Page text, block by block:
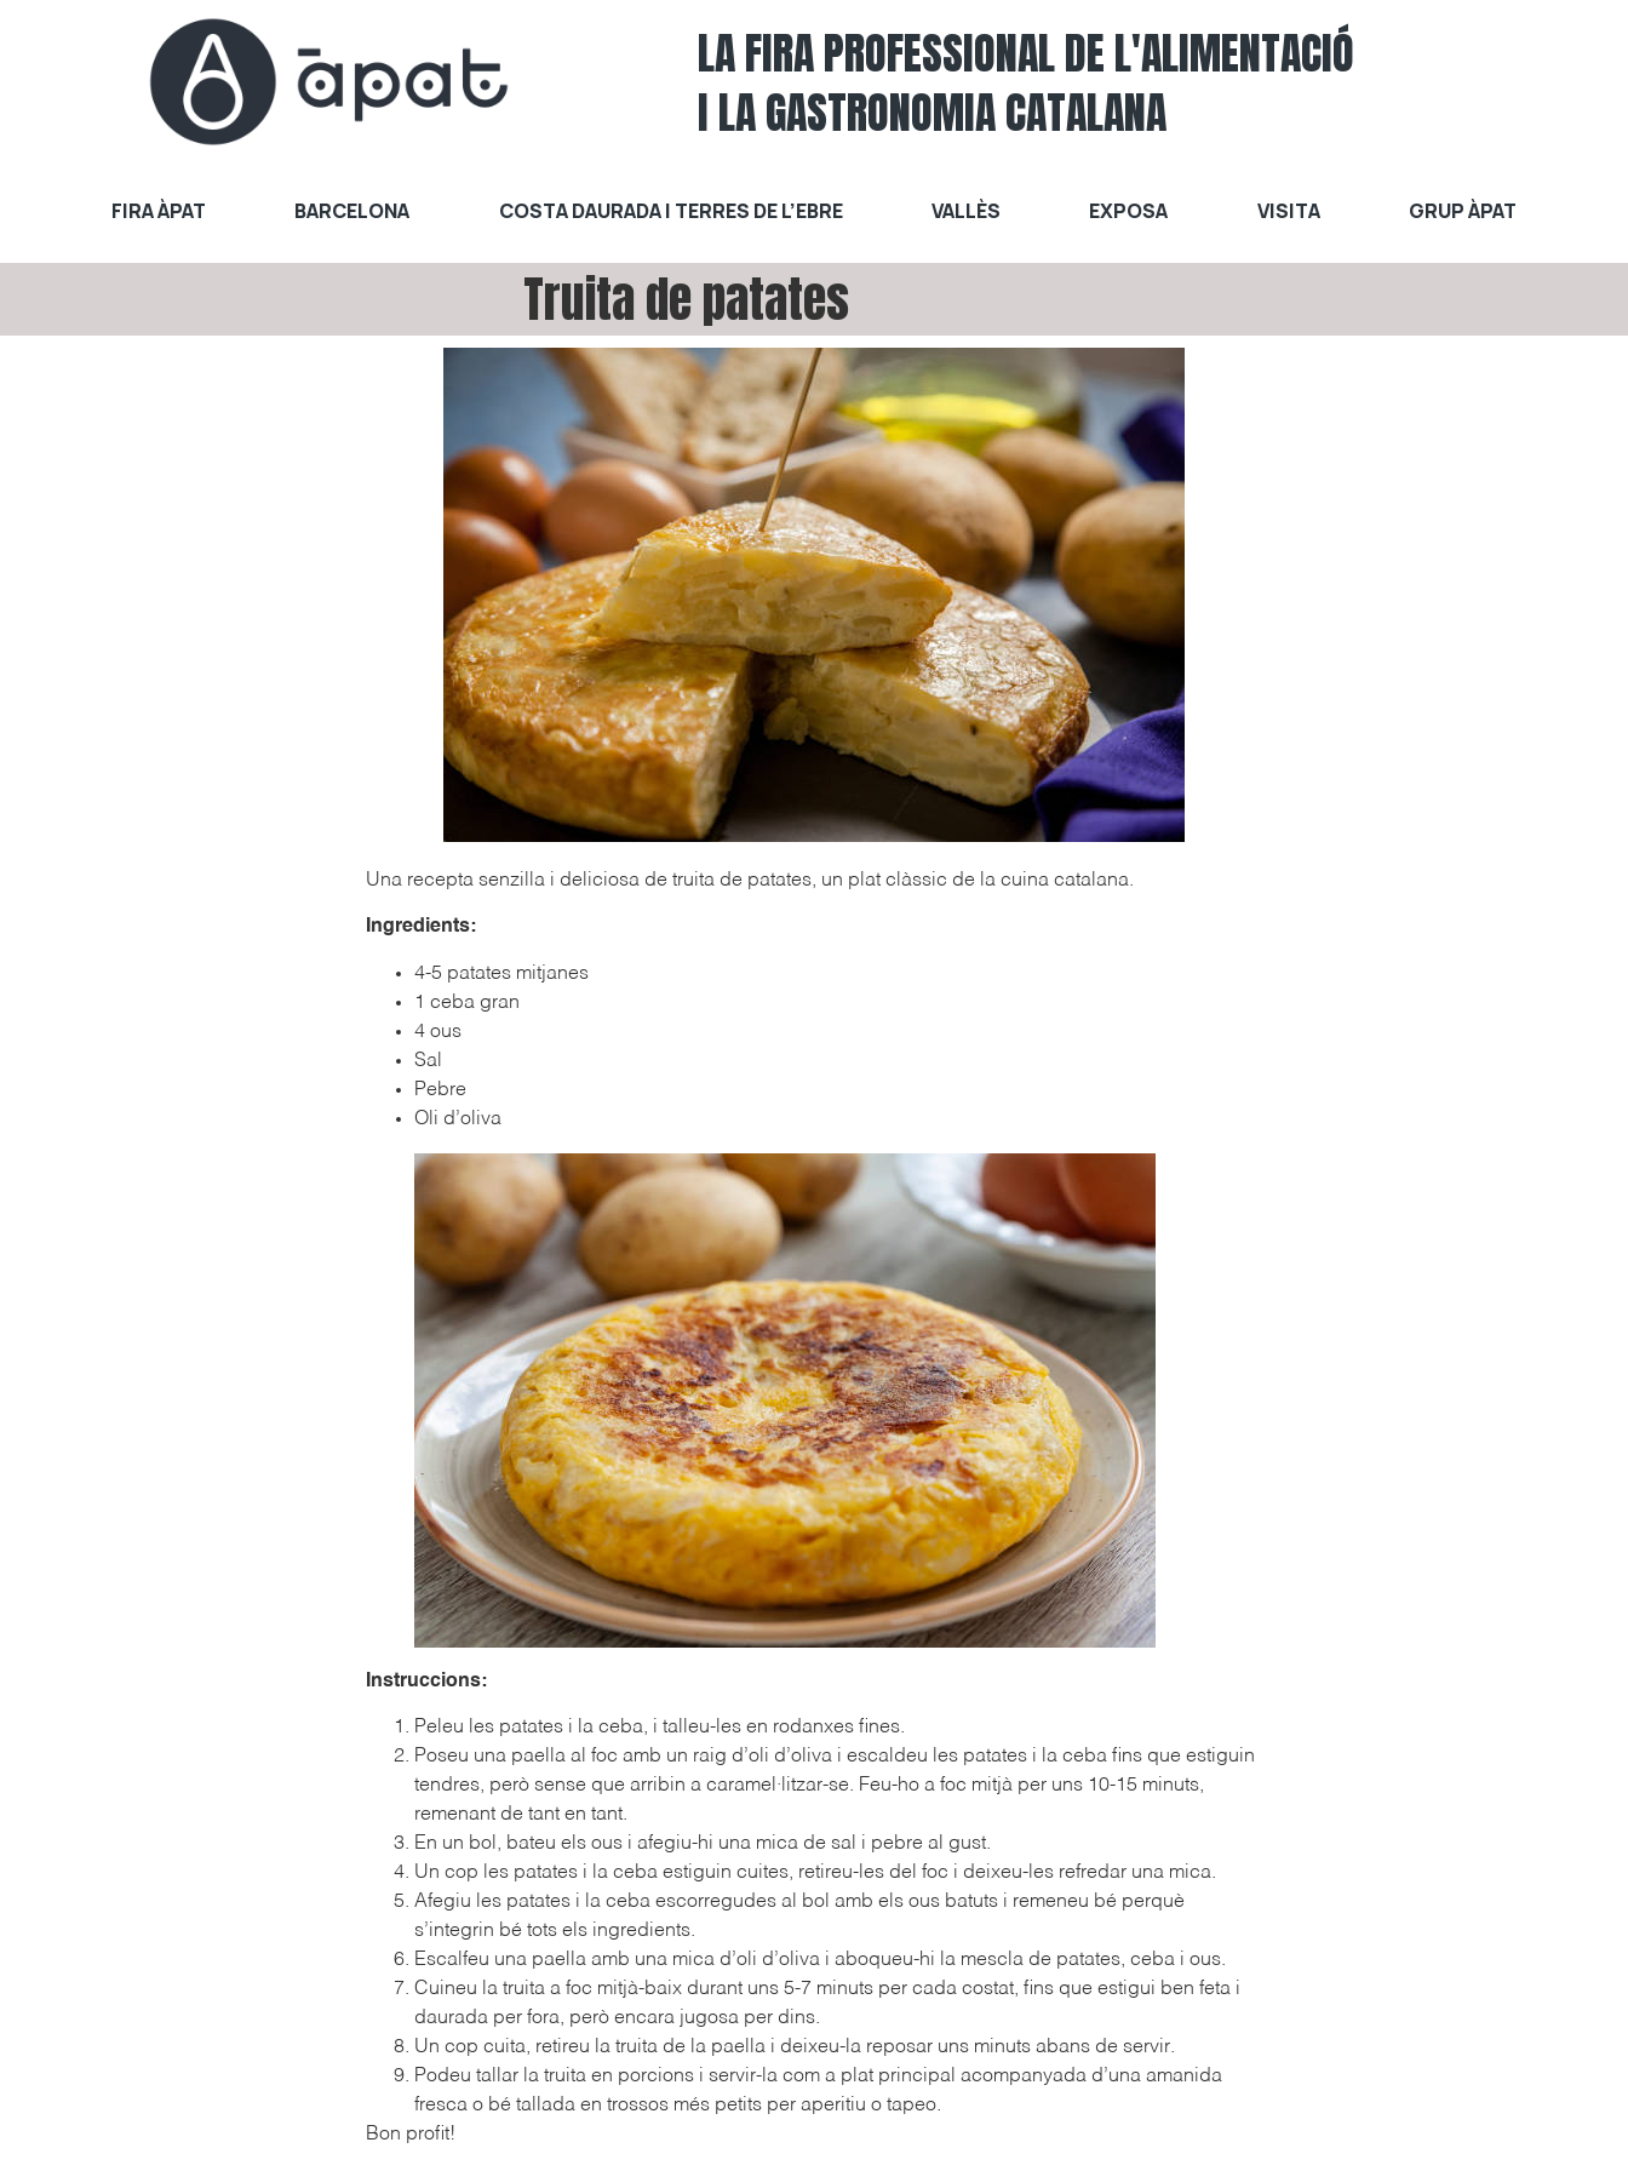
LA FIRA PROFESSIONAL DE L'ALIMENTACIÓ
I LA GASTRONOMIA CATALANA
FIRA ÀPAT BARCELONA COSTA DAURADA I TERRES DE L’EBRE VALLÈS EXPOSA VISITA GRUP ÀPAT
Truita de patates
Una recepta senzilla i deliciosa de truita de patates, un plat clàssic de la cuina catalana.
Ingredients:
4-5 patates mitjanes
1 ceba gran
4 ous
Sal
Pebre
Oli d’oliva
Instruccions:
Peleu les patates i la ceba, i talleu-les en rodanxes fines.
Poseu una paella al foc amb un raig d’oli d’oliva i escaldeu les patates i la ceba fins que estiguin
tendres, però sense que arribin a caramel·litzar-se. Feu-ho a foc mitjà per uns 10-15 minuts,
remenant de tant en tant.
En un bol, bateu els ous i afegiu-hi una mica de sal i pebre al gust.
Un cop les patates i la ceba estiguin cuites, retireu-les del foc i deixeu-les refredar una mica.
Afegiu les patates i la ceba escorregudes al bol amb els ous batuts i remeneu bé perquè
s’integrin bé tots els ingredients.
Escalfeu una paella amb una mica d’oli d’oliva i aboqueu-hi la mescla de patates, ceba i ous.
Cuineu la truita a foc mitjà-baix durant uns 5-7 minuts per cada costat, fins que estigui ben feta i
daurada per fora, però encara jugosa per dins.
Un cop cuita, retireu la truita de la paella i deixeu-la reposar uns minuts abans de servir.
Podeu tallar la truita en porcions i servir-la com a plat principal acompanyada d’una amanida
fresca o bé tallada en trossos més petits per aperitiu o tapeo.
Bon profit!